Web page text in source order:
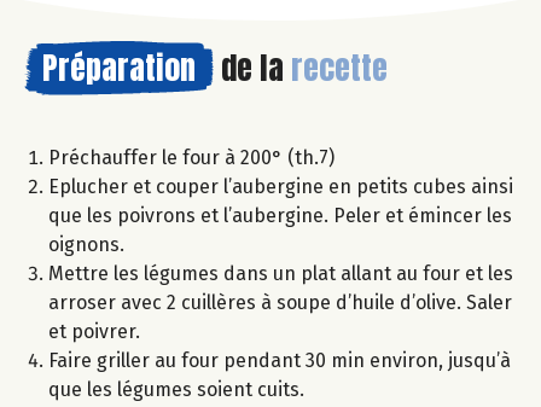
Préparation de la recette
Préchauffer le four à 200° (th.7)
Eplucher et couper l’aubergine en petits cubes ainsi
que les poivrons et l’aubergine. Peler et émincer les
oignons.
Mettre les légumes dans un plat allant au four et les
arroser avec 2 cuillères à soupe d’huile d’olive. Saler
et poivrer.
Faire griller au four pendant 30 min environ, jusqu’à
que les légumes soient cuits.